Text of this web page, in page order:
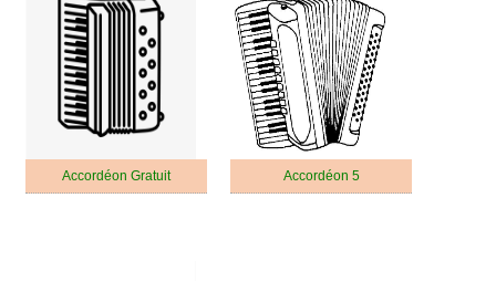
Accordéon Gratuit Accordéon 5